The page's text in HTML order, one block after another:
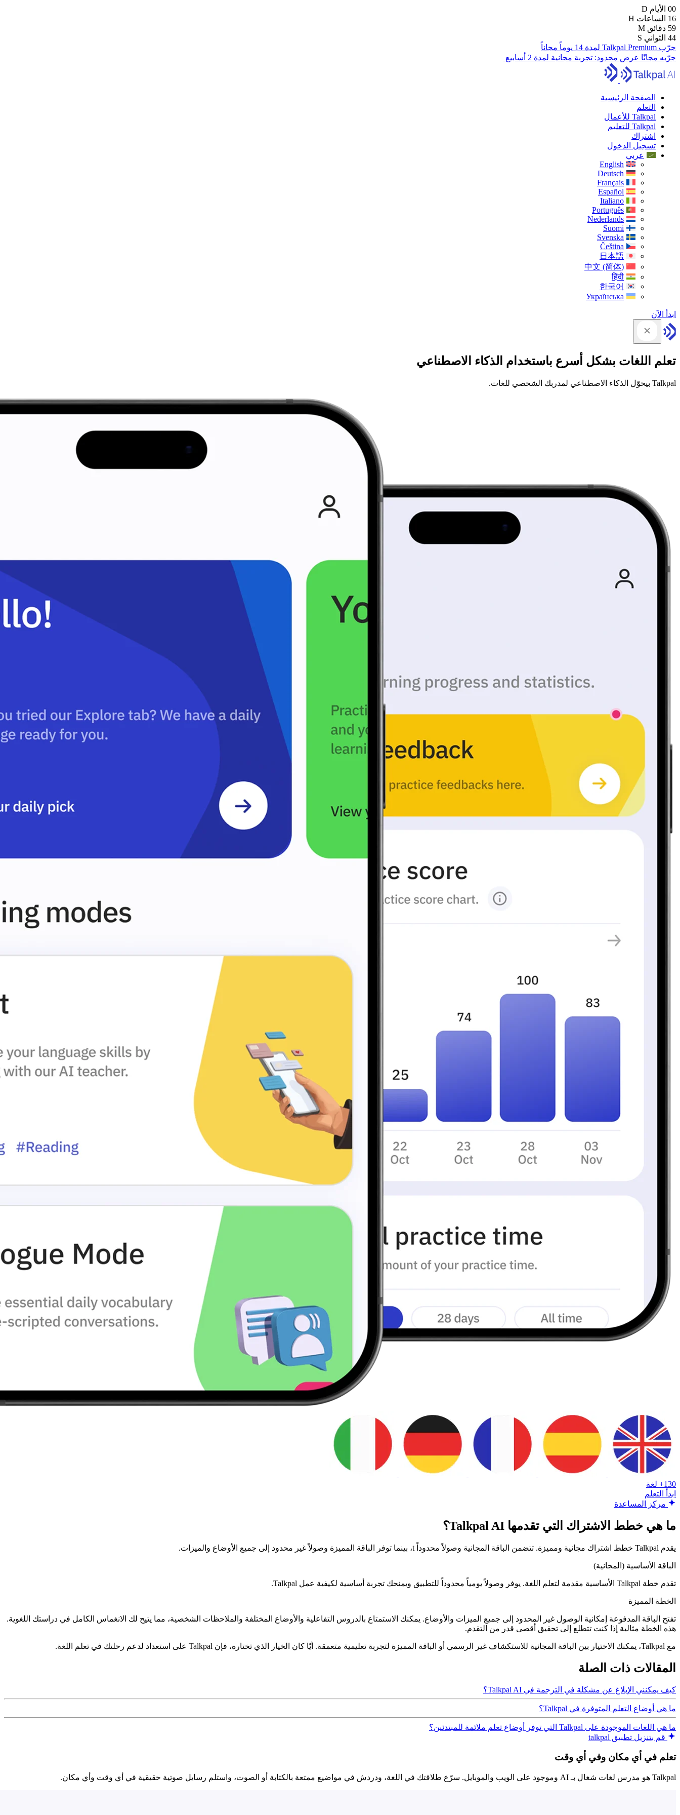
00 الأيام D
16 الساعات H
59 دقائق M
43 الثواني S
جرّب Talkpal Premium لمدة 14 يوماً مجاناً
جرّبه مجانًا عرض محدود: تجربة مجانية لمدة 2 أسابيع
الصفحة الرئيسية
التعلم
Talkpal للأعمال
Talkpal للتعليم
اشتراك
تسجيل الدخول
عربي
English
Deutsch
Français
Español
Italiano
Português
Nederlands
Suomi
Svenska
Čeština
日本語
中文 (简体)
हिंदी
한국어
Українська
ابدأ الآن
تعلم اللغات بشكل أسرع باستخدام الذكاء الاصطناعي
Talkpal بيحوّل الذكاء الاصطناعي لمدربك الشخصي للغات.
130+ لغة
ابدأ التعلم
مركز المساعدة
ما هي خطط الاشتراك التي تقدمها Talkpal AI؟
يقدم Talkpal خطط اشتراك مجانية ومميزة. تتضمن الباقة المجانية وصولاً محدوداً t، بينما توفر الباقة المميزة وصولاً غير محدود إلى جميع الأوضاع والميزات.
الباقة الأساسية (المجانية)
تقدم خطة Talkpal الأساسية مقدمة لتعلم اللغة. يوفر وصولاً يومياً محدوداً للتطبيق ويمنحك تجربة أساسية لكيفية عمل Talkpal.
الخطة المميزة
تفتح الباقة المدفوعة إمكانية الوصول غير المحدود إلى جميع الميزات والأوضاع. يمكنك الاستمتاع بالدروس التفاعلية والأوضاع المختلفة والملاحظات الشخصية، مما يتيح لك الانغماس الكامل في دراستك اللغوية.
هذه الخطة مثالية إذا كنت تتطلع إلى تحقيق أقصى قدر من التقدم.
مع Talkpal، يمكنك الاختيار بين الباقة المجانية للاستكشاف غير الرسمي أو الباقة المميزة لتجربة تعليمية متعمقة. أيًا كان الخيار الذي تختاره، فإن Talkpal على استعداد لدعم رحلتك في تعلم اللغة.
المقالات ذات الصلة
كيف يمكنني الإبلاغ عن مشكلة في الترجمة في Talkpal AI؟
ما هي أوضاع التعلم المتوفرة في Talkpal؟
ما هي اللغات الموجودة على Talkpal التي توفر أوضاع تعلم ملائمة للمبتدئين؟
قم بتنزيل تطبيق talkpal
تعلم في أي مكان وفي أي وقت
Talkpal هو مدرس لغات شغال بـ AI وموجود على الويب والموبايل. سرّع طلاقتك في اللغة، ودردش في مواضيع ممتعة بالكتابة أو الصوت، واستلم رسايل صوتية حقيقية في أي وقت وأي مكان.